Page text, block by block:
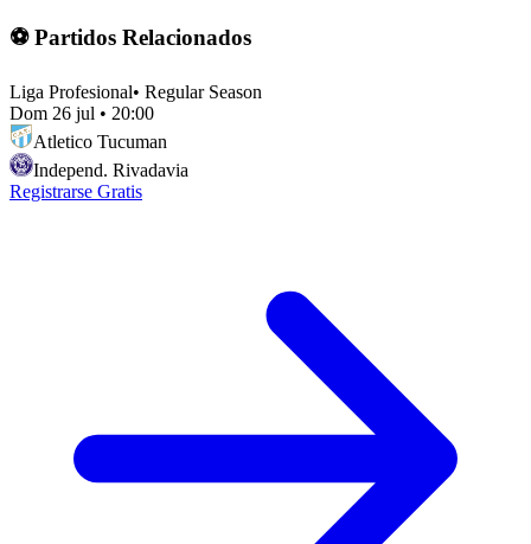
⚽ Partidos Relacionados
Liga Profesional• Regular Season
Dom 26 jul • 20:00
Atletico Tucuman
Independ. Rivadavia
Registrarse Gratis